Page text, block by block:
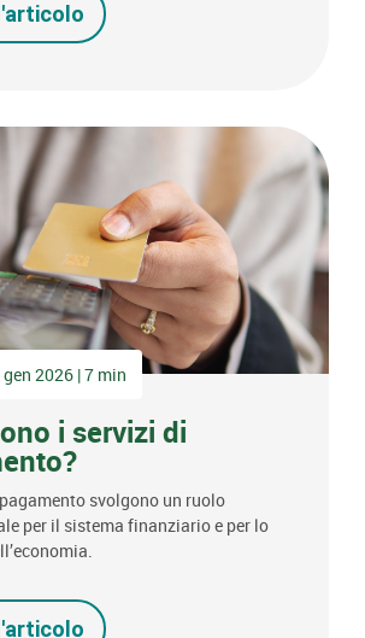
2026 | 7 min
i servizi di
svolgono un ruolo
per il sistema finanziario e per lo